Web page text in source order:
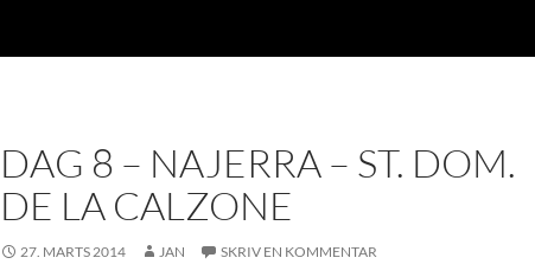
DAG 8 – NAJERRA – ST. DOM.
DE LA CALZONE
27. MARTS 2014 JAN SKRIV EN KOMMENTAR